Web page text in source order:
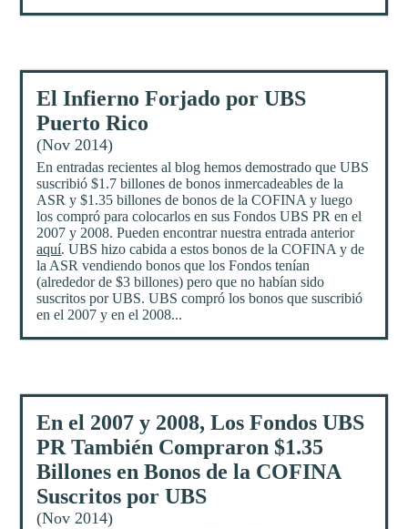
El Infierno Forjado por UBS
Puerto Rico
(Nov 2014)
En entradas recientes al blog hemos demostrado que UBS
suscribió $1.7 billones de bonos inmercadeables de la
ASR y $1.35 billones de bonos de la COFINA y luego
los compró para colocarlos en sus Fondos UBS PR en el
2007 y 2008. Pueden encontrar nuestra entrada anterior
aquí. UBS hizo cabida a estos bonos de la COFINA y de
la ASR vendiendo bonos que los Fondos tenían
(alrededor de $3 billones) pero que no habían sido
suscritos por UBS. UBS compró los bonos que suscribió
en el 2007 y en el 2008...
En el 2007 y 2008, Los Fondos UBS
PR También Compraron $1.35
Billones en Bonos de la COFINA
Suscritos por UBS
(Nov 2014)